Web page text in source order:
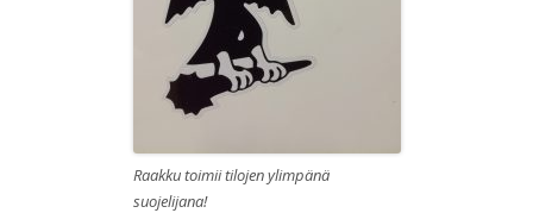
Raakku toimii tilojen ylimpänä
suojelijana!